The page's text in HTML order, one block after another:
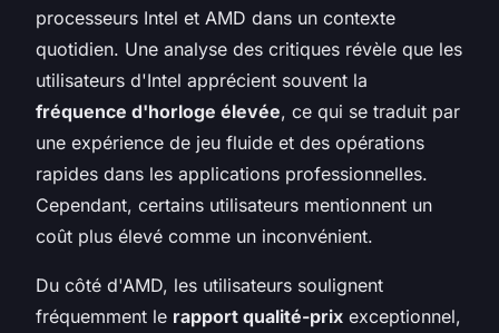
processeurs Intel et AMD dans un contexte
quotidien. Une analyse des critiques révèle que les
utilisateurs d'Intel apprécient souvent la
fréquence d'horloge élevée, ce qui se traduit par
une expérience de jeu fluide et des opérations
rapides dans les applications professionnelles.
Cependant, certains utilisateurs mentionnent un
coût plus élevé comme un inconvénient.
Du côté d'AMD, les utilisateurs soulignent
fréquemment le rapport qualité-prix exceptionnel,